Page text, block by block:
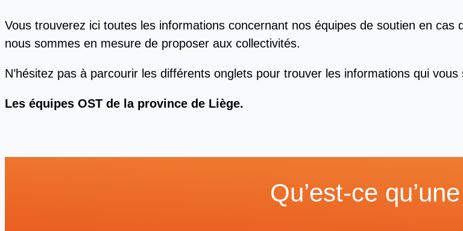
Vous trouverez ici toutes les informations concernant nos équipes de soutien en cas
nous sommes en mesure de proposer aux collectivités.
N’hésitez pas à parcourir les différents onglets pour trouver les informations qui vous
Les équipes OST de la province de Liège.
Qu’est-ce